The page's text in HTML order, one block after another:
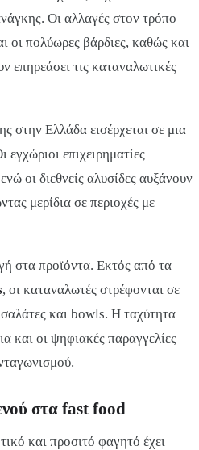
Οι αλλαγές στον τρόπο
οι πολύωρες βάρδιες, καθώς και
επηρεάσει τις καταναλωτικές
στην Ελλάδα εισέρχεται σε μια
επιχειρηματίες
οι διεθνείς αλυσίδες αυξάνουν
μερίδια σε περιοχές με
στα προϊόντα. Εκτός από τα
, οι καταναλωτές στρέφονται σε
και bowls. Η ταχύτητα
και οι ψηφιακές παραγγελίες
στα fast food
και προσιτό φαγητό έχει